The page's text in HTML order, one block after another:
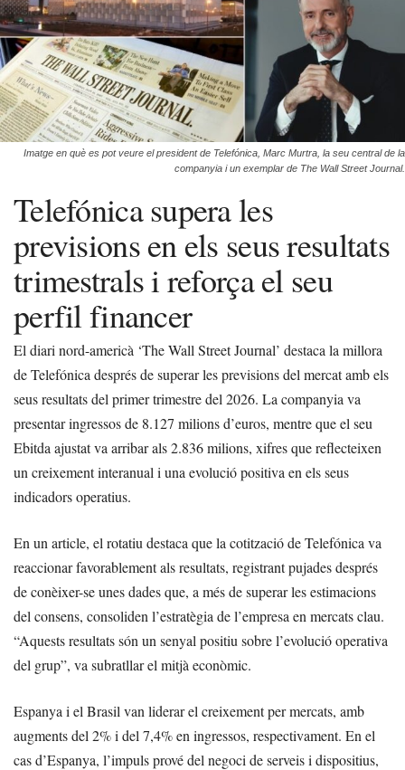
Imatge en què es pot veure el president de Telefónica, Marc Murtra, la seu central de la
companyia i un exemplar de The Wall Street Journal.
Telefónica supera les
previsions en els seus resultats
trimestrals i reforça el seu
perfil financer
El diari nord-americà ‘The Wall Street Journal’ destaca la millora
de Telefónica després de superar les previsions del mercat amb els
seus resultats del primer trimestre del 2026. La companyia va
presentar ingressos de 8.127 milions d’euros, mentre que el seu
Ebitda ajustat va arribar als 2.836 milions, xifres que reflecteixen
un creixement interanual i una evolució positiva en els seus
indicadors operatius.
En un article, el rotatiu destaca que la cotització de Telefónica va
reaccionar favorablement als resultats, registrant pujades després
de conèixer-se unes dades que, a més de superar les estimacions
del consens, consoliden l’estratègia de l’empresa en mercats clau.
“Aquests resultats són un senyal positiu sobre l’evolució operativa
del grup”, va subratllar el mitjà econòmic.
Espanya i el Brasil van liderar el creixement per mercats, amb
augments del 2% i del 7,4% en ingressos, respectivament. En el
cas d’Espanya, l’impuls prové del negoci de serveis i dispositius,